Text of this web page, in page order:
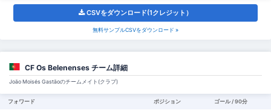
CSVをダウンロード(1クレジット）
無料サンプルCSVをダウンロード »
CF Os Belenenses チーム詳細
João Moisés Gastãoのチームメイト(クラブ)
フォワード ポジション ゴール / 90分